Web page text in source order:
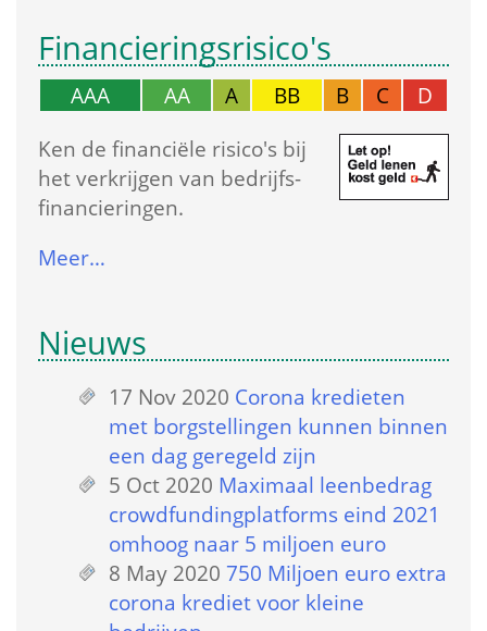
Financierings­risico's
AAA AA A BB B C
D
Ken de financiële risico's bij
het verkrijgen van bedrijfs­
financieringen.
Meer…
Nieuws
17 Nov 2020 Corona kredieten
met borgstellingen kunnen binnen
een dag geregeld zijn
5 Oct 2020 Maximaal leenbedrag
crowdfundingplatforms eind 2021
omhoog naar 5 miljoen euro
8 May 2020 750 Miljoen euro extra
corona krediet voor kleine